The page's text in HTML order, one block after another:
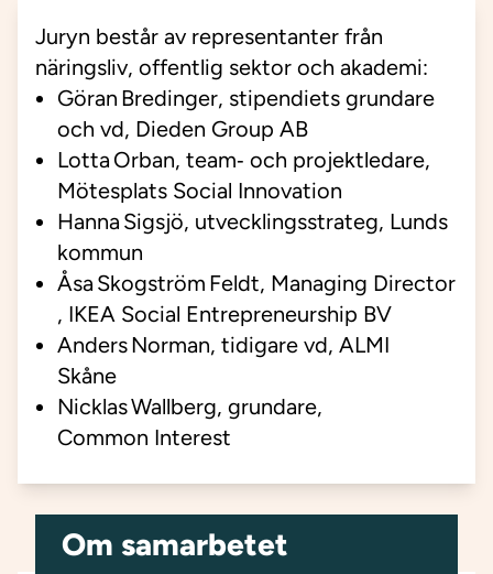
Juryn består av representanter från
näringsliv, offentlig sektor och akademi:
Göran Bredinger, stipendiets grundare
och vd, Dieden Group AB
Lotta Orban, team‑ och projektledare,
Mötesplats Social Innovation
Hanna Sigsjö, utvecklingsstrateg, Lunds
kommun
Åsa Skogström Feldt, Managing Director
, IKEA Social Entrepreneurship BV
Anders Norman, tidigare vd, ALMI
Skåne
Nicklas Wallberg, grundare,
Common Interest
Om samarbetet